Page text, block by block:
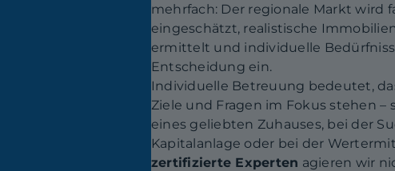
mehrfach: Der regionale Markt wird
eingeschätzt, realistische
ermittelt und individuelle
Entscheidung ein.
Individuelle Betreuung bedeutet,
Ziele und Fragen im Fokus stehen –
eines geliebten Zuhauses, bei der
Kapitalanlage oder bei der
zertifizierte Experten agieren wir